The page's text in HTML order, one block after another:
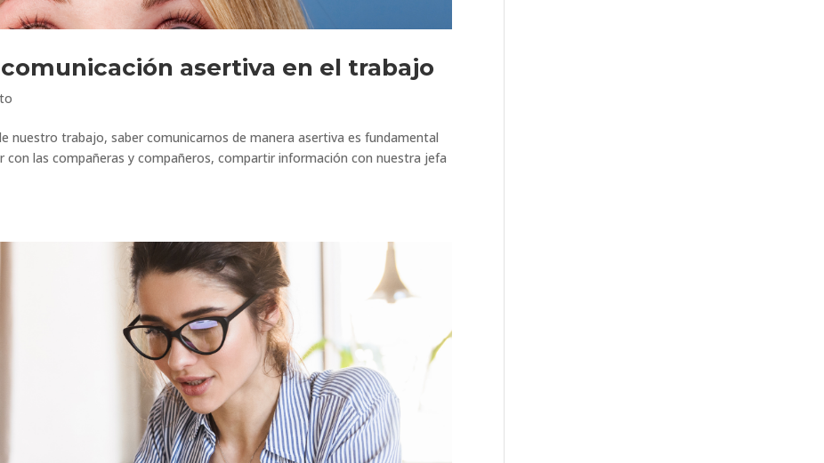
asertiva en el trabajo
nuestro trabajo, saber comunicarnos de manera asertiva es fundamental
las compañeras y compañeros, compartir información con nuestra jefa